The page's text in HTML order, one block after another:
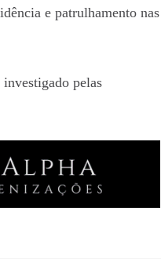
e patrulhamento nas
pelas